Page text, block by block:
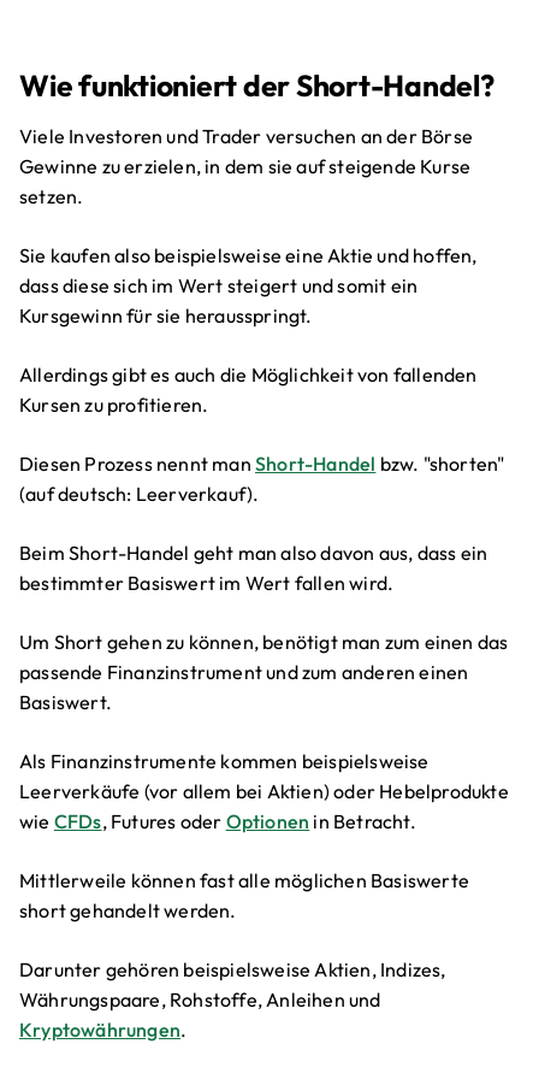
Wie funktioniert der Short-Handel?
Viele Investoren und Trader versuchen an der Börse
Gewinne zu erzielen, in dem sie auf steigende Kurse
setzen.
Sie kaufen also beispielsweise eine Aktie und hoffen,
dass diese sich im Wert steigert und somit ein
Kursgewinn für sie herausspringt.
Allerdings gibt es auch die Möglichkeit von fallenden
Kursen zu profitieren.
Diesen Prozess nennt man Short-Handel bzw. "shorten"
(auf deutsch: Leerverkauf).
Beim Short-Handel geht man also davon aus, dass ein
bestimmter Basiswert im Wert fallen wird.
Um Short gehen zu können, benötigt man zum einen das
passende Finanzinstrument und zum anderen einen
Basiswert.
Als Finanzinstrumente kommen beispielsweise
Leerverkäufe (vor allem bei Aktien) oder Hebelprodukte
wie CFDs, Futures oder Optionen in Betracht.
Mittlerweile können fast alle möglichen Basiswerte
short gehandelt werden.
Darunter gehören beispielsweise Aktien, Indizes,
Währungspaare, Rohstoffe, Anleihen und
Kryptowährungen.